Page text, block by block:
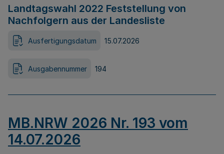
Landtagswahl 2022 Feststellung von
Nachfolgern aus der Landesliste
Ausfertigungsdatum 15.07.2026
Ausgabennummer 194
MB.NRW 2026 Nr. 193 vom
14.07.2026